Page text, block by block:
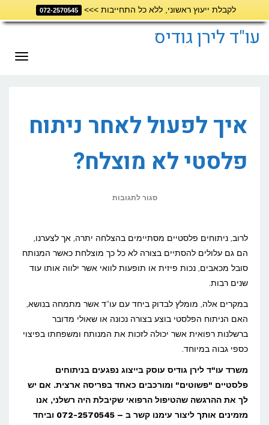
לקבלת ייעוץ ראשוני, ללא כל התחייבות >>> 072-2570545
לתוכןעו"ד לירן גודיס
איך לפעול לאחר ניתוח
פלסטי לא מוצלח?
סגור לתגובות
לפעול
לאחר
ניתוח
לא
מוצלח?
לרוב, ניתוחים פלסטיים מסתיימים בהצלחה יתרה, אך לצערנו,
הם גם עלולים להסתיים בצורה לא כל כך מוצלחת כאשר המנותח
סובל מכאבים, נכות פיזית או תופעות לוואי אשר ילווה אותו עוד
שנים רבות.
במקרים אלה, מומלץ לבדוק ביחד עם עו"ד אשר מתמחה בנושא,
האם הניתוח הפלסטי בוצע בצורה נכונה או שאולי מדובר
ברשלנות רפואית אשר יכולה לזכות את המנותח ומשפחתו בפיצוי
כספי גבוה במיוחד.
משרד עו"ד לירן גודיס עוסק בייצוג נפגעים בניתוחים
פלסטיים "פשוטים" ומורכבים כאחד בפריסה ארצית. אם יש
לך את ההרגשה שהטיפול הרפואי שקיבלת היה רשלני, אנו
מזמינים אותך ליצור עימנו קשר ב – 072-2570545 וביחד